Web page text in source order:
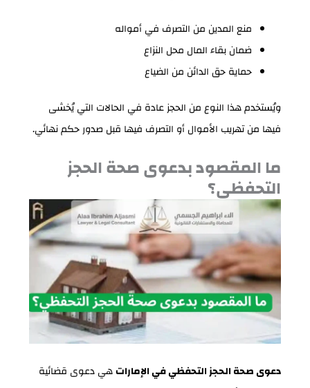
منع المدين من التصرف في أمواله
ضمان بقاء المال محل النزاع
حماية حق الدائن من الضياع
ويُستخدم هذا النوع من الحجز عادة في الحالات التي يُخشى
فيها من تهريب الأموال أو التصرف فيها قبل صدور حكم نهائي.
ما المقصود بدعوى صحة الحجز
التحفظي؟
دعوى صحة الحجز التحفظي في الإماراتهي دعوى قضائية